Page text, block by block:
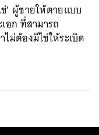
’ ผู้ชายให้ตายแบบ
อก ที่สามารถ
ไม่ต้องมีไข่ให้ระเบิด